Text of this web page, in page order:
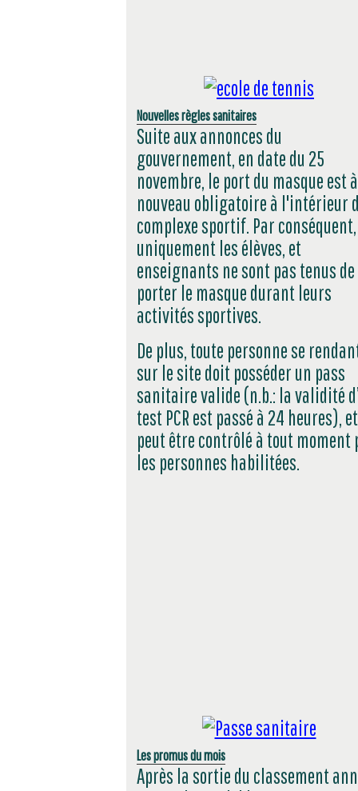
Nouvelles règles sanitaires
Suite aux annonces du
gouvernement, en date du 25
novembre, le port du masque est à
nouveau obligatoire à l'intérieur
complexe sportif. Par conséquent,
uniquement les élèves, et
enseignants ne sont pas tenus de
porter le masque durant leurs
activités sportives.
De plus, toute personne se
sur le site doit posséder un pass
sanitaire valide (n.b.: la validité
test PCR est passé à 24 heures), et
peut être contrôlé à tout moment
les personnes habilitées.
Les promus du mois
Après la sortie du classement